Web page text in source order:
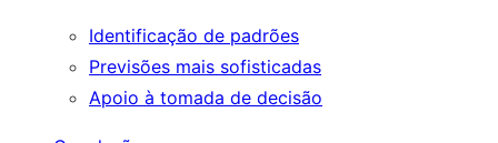
Identificação de padrões
Previsões mais sofisticadas
Apoio à tomada de decisão